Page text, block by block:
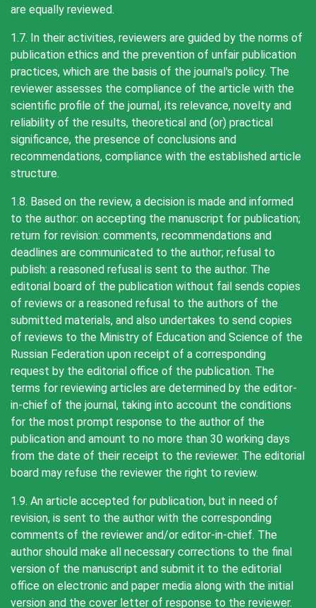
are equally reviewed.
1.7. In their activities, reviewers are guided by the norms of
publication ethics and the prevention of unfair publication
practices, which are the basis of the journal's policy. The
reviewer assesses the compliance of the article with the
scientific profile of the journal, its relevance, novelty and
reliability of the results, theoretical and (or) practical
significance, the presence of conclusions and
recommendations, compliance with the established article
structure.
1.8. Based on the review, a decision is made and informed
to the author: on accepting the manuscript for publication;
return for revision: comments, recommendations and
deadlines are communicated to the author; refusal to
publish: a reasoned refusal is sent to the author. The
editorial board of the publication without fail sends copies
of reviews or a reasoned refusal to the authors of the
submitted materials, and also undertakes to send copies
of reviews to the Ministry of Education and Science of the
Russian Federation upon receipt of a corresponding
request by the editorial office of the publication. The
terms for reviewing articles are determined by the editor-
in-chief of the journal, taking into account the conditions
for the most prompt response to the author of the
publication and amount to no more than 30 working days
from the date of their receipt to the reviewer. The editorial
board may refuse the reviewer the right to review.
1.9. An article accepted for publication, but in need of
revision, is sent to the author with the corresponding
comments of the reviewer and/or editor-in-chief. The
author should make all necessary corrections to the final
version of the manuscript and submit it to the editorial
office on electronic and paper media along with the initial
version and the cover letter of response to the reviewer.